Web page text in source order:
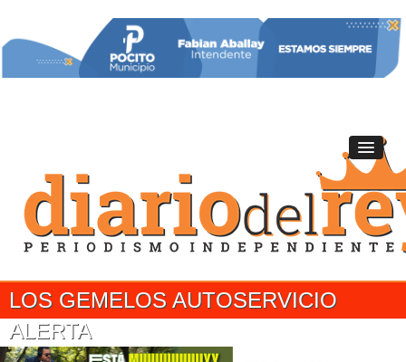
LOS GEMELOS AUTOSERVICIO
ALERTA